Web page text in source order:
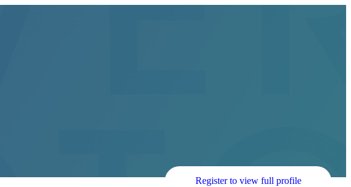
Register to view full profile